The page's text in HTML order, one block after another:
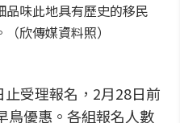
味此地具有歷史的移民
欣傳媒資料照）
受理報名，2月28日前
鳥優惠。各組報名人數